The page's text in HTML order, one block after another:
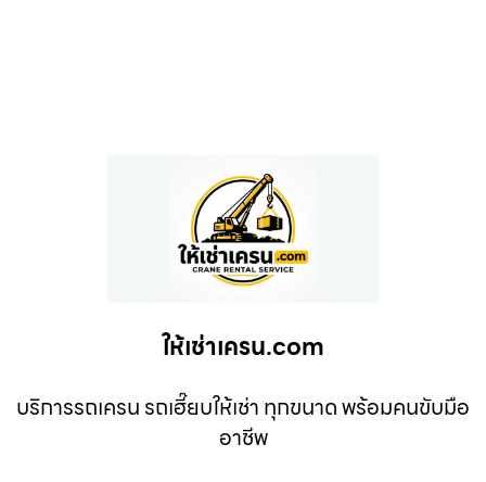
ให้เช่าเครน.com
บริการรถเครน รถเฮี๊ยบให้เช่า ทุกขนาด พร้อมคนขับมือ
อาชีพ